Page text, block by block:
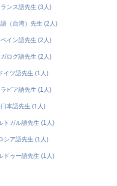
ンス語先生 (3人)
（台湾）先生 (2人)
イン語先生 (2人)
ログ語先生 (2人)
イツ語先生 (1人)
ビア語先生 (1人)
本語先生 (1人)
トガル語先生 (1人)
シア語先生 (1人)
ドゥー語先生 (1人)